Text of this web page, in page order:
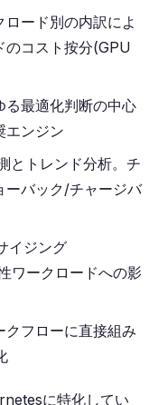
ード別の内訳によ
のコスト按分(GPU
る最適化判断の中心
エンジン
とトレンド分析。チ
ーバック/チャージバ
イジング
ワークロードへの影
クフローに直接組み
に特化してい